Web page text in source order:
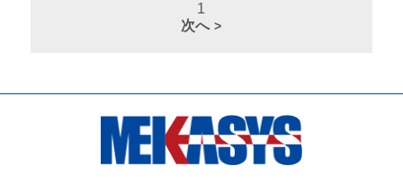
1
次へ